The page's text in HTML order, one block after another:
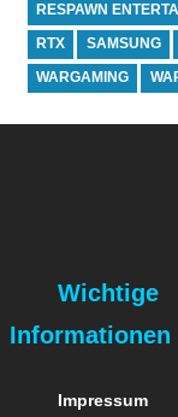
RESPAWN
RTX SAMSUNG
WARGAMING
Wichtige
Informationen
Impressum